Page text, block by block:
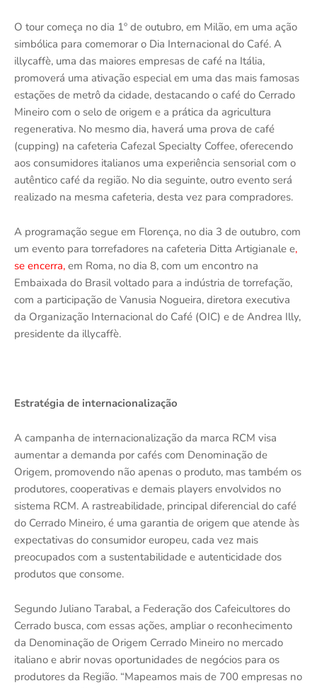
O tour começa no dia 1º de outubro, em Milão, em uma ação
simbólica para comemorar o Dia Internacional do Café. A
illycaffè, uma das maiores empresas de café na Itália,
promoverá uma ativação especial em uma das mais famosas
estações de metrô da cidade, destacando o café do Cerrado
Mineiro com o selo de origem e a prática da agricultura
regenerativa. No mesmo dia, haverá uma prova de café
(cupping) na cafeteria Cafezal Specialty Coffee, oferecendo
aos consumidores italianos uma experiência sensorial com o
autêntico café da região. No dia seguinte, outro evento será
realizado na mesma cafeteria, desta vez para compradores.
A programação segue em Florença, no dia 3 de outubro, com
um evento para torrefadores na cafeteria Ditta Artigianale e,
se encerra, em Roma, no dia 8, com um encontro na
Embaixada do Brasil voltado para a indústria de torrefação,
com a participação de Vanusia Nogueira, diretora executiva
da Organização Internacional do Café (OIC) e de Andrea Illy,
presidente da illycaffè.
Estratégia de internacionalização
A campanha de internacionalização da marca RCM visa
aumentar a demanda por cafés com Denominação de
Origem, promovendo não apenas o produto, mas também os
produtores, cooperativas e demais players envolvidos no
sistema RCM. A rastreabilidade, principal diferencial do café
do Cerrado Mineiro, é uma garantia de origem que atende às
expectativas do consumidor europeu, cada vez mais
preocupados com a sustentabilidade e autenticidade dos
produtos que consome.
Segundo Juliano Tarabal, a Federação dos Cafeicultores do
Cerrado busca, com essas ações, ampliar o reconhecimento
da Denominação de Origem Cerrado Mineiro no mercado
italiano e abrir novas oportunidades de negócios para os
produtores da Região. “Mapeamos mais de 700 empresas no